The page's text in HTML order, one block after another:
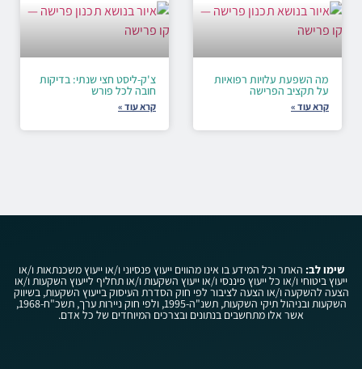
מה השפעת עלויות רפואיות
על תקציב הפרישה
קרא עוד »
צ'ק-ליסט חצי שנתי: בדיקות
חובה לכל פורש
קרא עוד »
שימו לב: האתר וכל המידע בו אינו מהווים ייעוץ פנסיוני ו/או ייעוץ משכנתאות ו/או
ייעוץ ביטוחי ו/או כל ייעוץ פיננסי ו/או ייעוץ השקעות ו/או תחליף לייעוץ השקעות ו/או
הצעה להשקעה ו/או הצעה לציבור לפי חוק הסדרת העיסוק בייעוץ השקעות, בשיווק
השקעות ובניהול תיקי השקעות, תשנ"ה-1995, ולפי חוק ניירות ערך, תשכ"ח-1968,
אשר אלו מתחשבים בנתונים ובצרכים המיוחדים של כל אדם.